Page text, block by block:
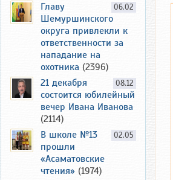
06.02
Главу
Шемуршинского
округа привлекли к
ответственности за
нападание на
охотника (2396)
08.12
21 декабря
состоится юбилейный
вечер Ивана Иванова
(2114)
02.05
В школе №13
прошли
«Асаматовские
чтения» (1974)